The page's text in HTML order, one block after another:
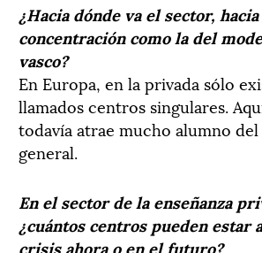
¿Hacia dónde va el sector,
concentración como la del
vasco?
En Europa, en la privada sólo
llamados centros singulares.
todavía atrae mucho alumno
general.
En el sector de la enseñanza
¿cuántos centros pueden estar
crisis ahora o en el futuro?